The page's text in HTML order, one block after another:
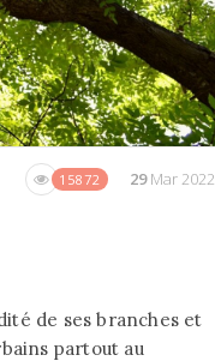
15872 29Mar 2022
de ses branches et
partout au